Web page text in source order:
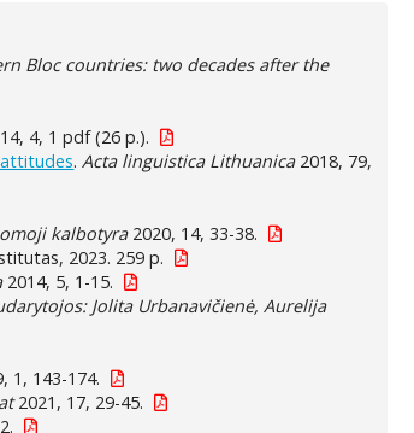
Bloc countries: two decades after the
4, 1 pdf (26 p.).
. Acta linguistica Lithuanica2018, 79,
kalbotyra2020, 14, 33-38.
2023. 259 p.
2014, 5, 1-15.
Jolita Urbanavičienė, Aurelija
1, 143-174.
2021, 17, 29-45.